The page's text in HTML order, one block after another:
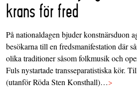
krans för fred
På nationaldagen bjuder konstnärsduon
besökarna till en fredsmanifestation där
olika traditioner såsom folkmusik och
Fuls nystartade transseparatistiska kör.
(utanför Röda Sten Konsthall)…>